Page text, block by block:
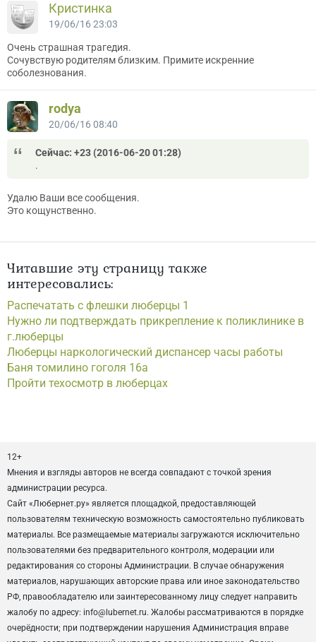
Кристинка
19/06/16 23:03
Очень страшная трагедия.
Сочувствую родителям близким. Примите искренние
соболезнования.
rodya
20/06/16 08:40
Сейчас: +23 (2016-06-20 01:28)
.
Удалю Ваши все сообщения.
Это кощунственно.
Читавшие эту страницу также
интересовались:
Распечатать с флешки люберцы 1
Нужно ли подтверждать прикрепление к поликлинике в
г.люберцы
Люберцы наркологический диспансер часы работы
Баня томилино гоголя 16а
Пройти техосмотр в люберцах
12+
Мнения и взгляды авторов не всегда совпадают с точкой зрения
администрации ресурса.
Сайт «Любернет.ру» является площадкой, предоставляющей
пользователям техническую возможность самостоятельно публиковать
материалы. Все размещаемые материалы загружаются исключительно
пользователями без предварительного контроля, модерации или
редактирования со стороны Администрации. В случае обнаружения
материалов, нарушающих авторские права или иное законодательство
РФ, правообладателю или заинтересованному лицу следует направить
жалобу по адресу: info@lubernet.ru. Жалобы рассматриваются в порядке
очерёдности; при подтверждении нарушения Администрация вправе